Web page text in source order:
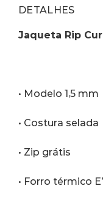
DETALHES
Jaqueta Rip
• Modelo 1,5 mm
• Costura selada
• Zip grátis
• Forro térmico